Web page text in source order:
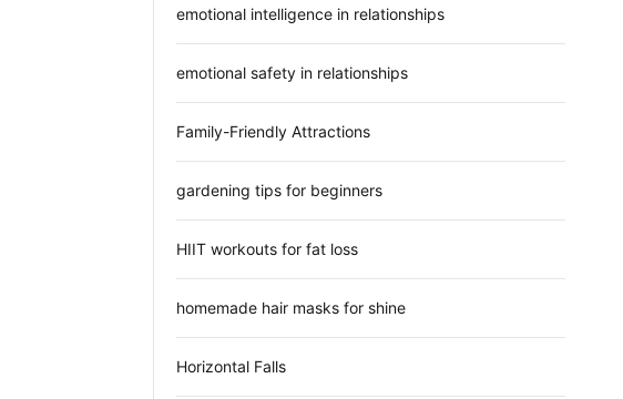
emotional intelligence in relationships
emotional safety in relationships
Family-Friendly Attractions
gardening tips for beginners
HIIT workouts for fat loss
homemade hair masks for shine
Horizontal Falls